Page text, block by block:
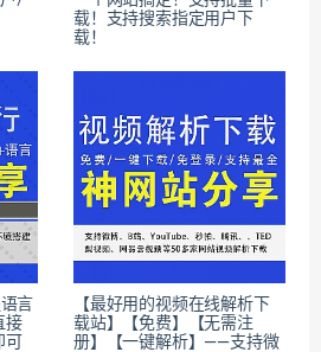
载！支持搜索指定用户下
载！
言
接
【最好用的视频在线解析下
载站】【免费】【无需注
册】【一键解析】——支持微